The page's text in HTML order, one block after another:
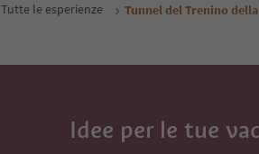
Tutte le esperienze Tunnel del Trenino
Idee per le tue